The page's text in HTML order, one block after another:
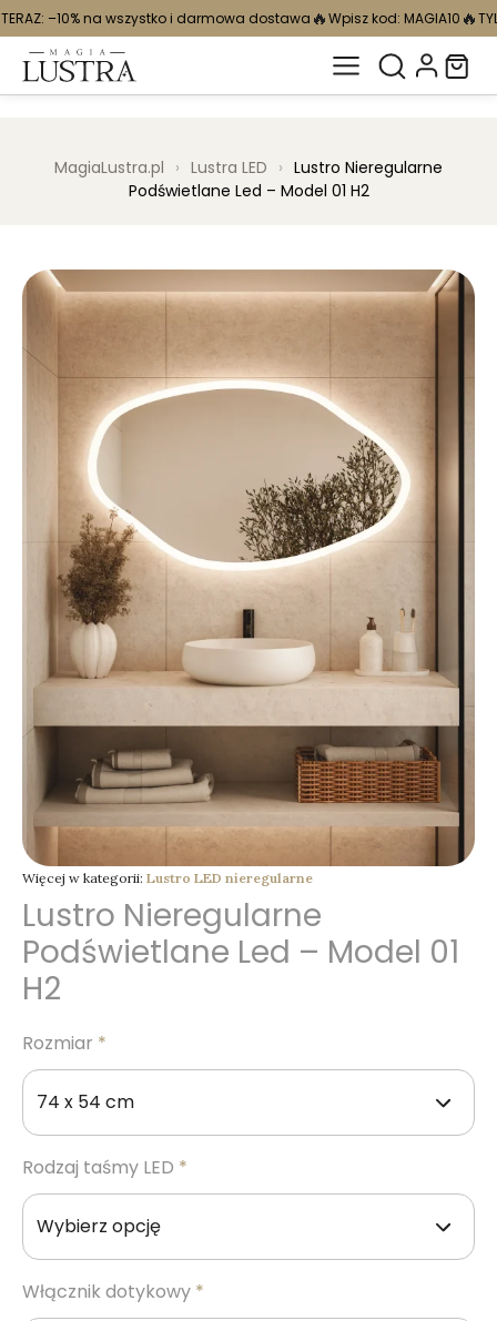
i darmowa dostawa 🔥Wpisz kod: MAGIA10🔥TYLKO TERAZ: –10%
MagiaLustra.pl › Lustra LED › Lustro Nieregularne
Podświetlane Led – Model 01 H2
Więcej w kategorii: Lustro LED nieregularne
Lustro Nieregularne
Podświetlane Led – Model 01
H2
Rozmiar *
Rodzaj taśmy LED *
Włącznik dotykowy *